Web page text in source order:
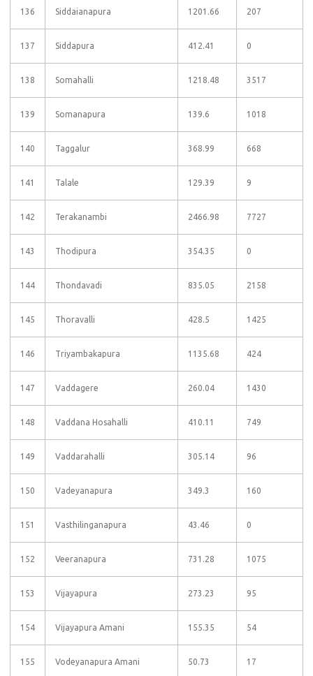
136 Siddaianapura 1201.66 207
137 Siddapura 412.41 0
138 Somahalli 1218.48 3517
139 Somanapura 139.6 1018
140 Taggalur 368.99 668
141 Talale 129.39 9
142 Terakanambi 2466.98 7727
143 Thodipura 354.35 0
144 Thondavadi 835.05 2158
145 Thoravalli 428.5 1425
146 Triyambakapura 1135.68 424
147 Vaddagere 260.04 1430
148 Vaddana Hosahalli 410.11 749
149 Vaddarahalli 305.14 96
150 Vadeyanapura 349.3 160
151 Vasthilinganapura 43.46 0
152 Veeranapura 731.28 1075
153 Vijayapura 273.23 95
154 Vijayapura Amani 155.35 54
155 Vodeyanapura Amani 50.73 17